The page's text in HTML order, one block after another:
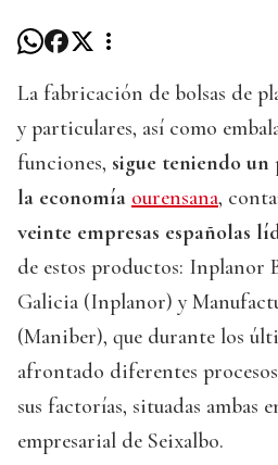
La fabricación de bolsas de
y particulares, así como
funciones, sigue teniendo
la economía ourensana,
veinte empresas españolas
de estos productos: Inplanor
Galicia (Inplanor) y
(Maniber), que durante los
afrontado diferentes
sus factorías, situadas ambas
empresarial de Seixalbo.